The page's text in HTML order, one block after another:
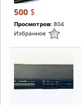
500 $
Просмотров: 804
Избранное